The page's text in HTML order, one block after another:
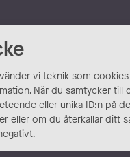
vi teknik som
När du samtycker till
eller unika ID:n på
eller om du återkallar ditt